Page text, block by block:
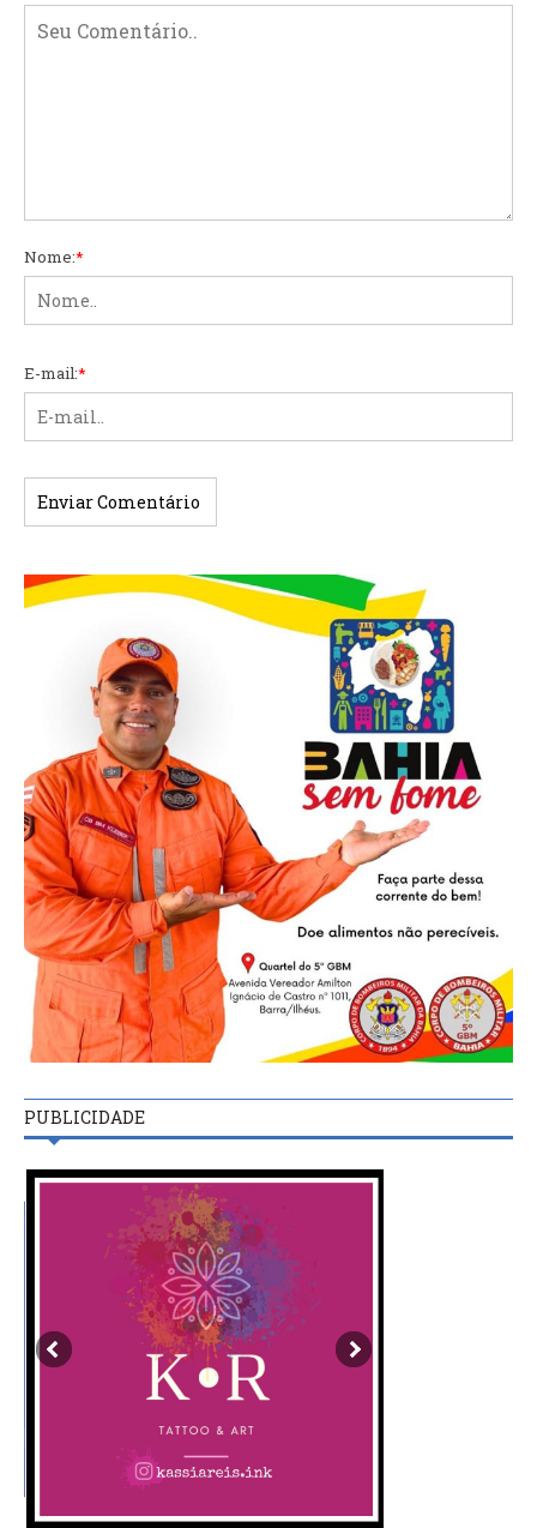
Nome:*
E-mail:*
PUBLICIDADE